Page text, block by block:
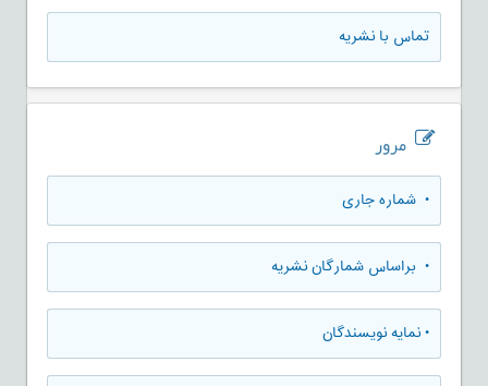
تماس با نشریه
مرور
• شماره جاری
• براساس شمارگان نشریه
•نمایه نویسندگان